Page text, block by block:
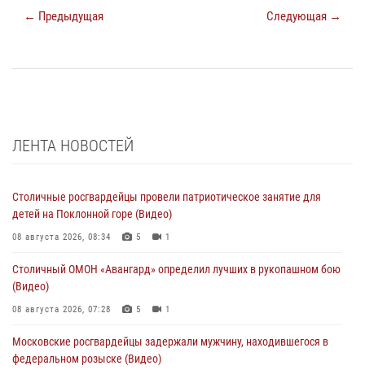
← Предыдущая Следующая →
ЛЕНТА НОВОСТЕЙ
Столичные росгвардейцы провели патриотическое занятие для
детей на Поклонной горе (Видео)
08 августа 2026, 08:34 5 1
Столичный ОМОН «Авангард» определил лучших в рукопашном бою
(Видео)
08 августа 2026, 07:28 5 1
Московские росгвардейцы задержали мужчину, находившегося в
федеральном розыске (Видео)